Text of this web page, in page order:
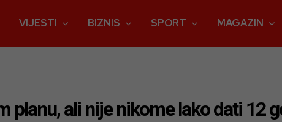
VIJESTI BIZNIS SPORT MAGAZIN
planu, ali nije nikome lako dati 12